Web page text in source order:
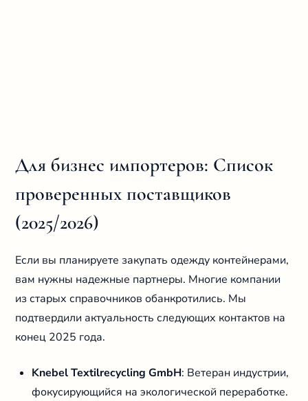
Для бизнес импортеров: Список
проверенных поставщиков
(2025/2026)
Если вы планируете закупать одежду контейнерами,
вам нужны надежные партнеры. Многие компании
из старых справочников обанкротились. Мы
подтвердили актуальность следующих контактов на
конец 2025 года.
Knebel Textilrecycling GmbH: Ветеран индустрии,
фокусирующийся на экологической переработке.